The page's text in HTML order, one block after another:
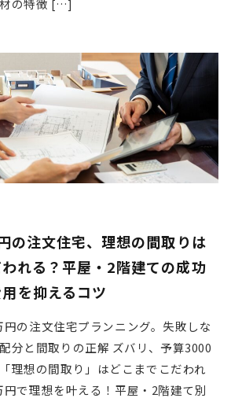
の特徴 […]
の注文住宅、理想の間取りは
れる？平屋・2階建ての成功
を抑えるコツ
円の注文住宅プランニング。失敗しな
分と間取りの正解 ズバリ、予算3000
理想の間取り」はどこまでこだわれ
円で理想を叶える！平屋・2階建て別